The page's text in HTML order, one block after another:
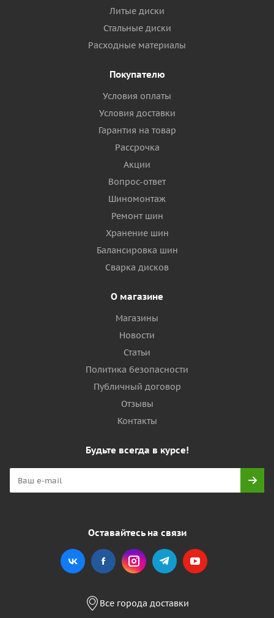
Литые диски
Стальные диски
Расходные материалы
Покупателю
Условия оплаты
Условия доставки
Гарантия на товар
Рассрочка
Акции
Вопрос-ответ
Шиномонтаж
Ремонт шин
Хранение шин
Балансировка шин
Сварка дисков
О магазине
Магазины
Новости
Статьи
Политика безопасности
Публичный договор
Отзывы
Контакты
Будьте всегда в курсе!
Оставайтесь на связи
Все города доставки